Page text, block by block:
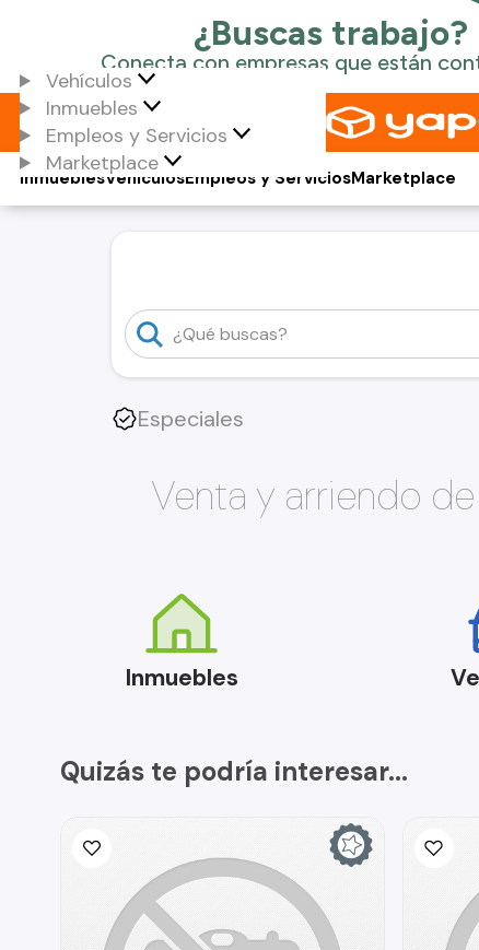
Vehículos
Inmuebles
Empleos y Servicios
Marketplace
Vehículos
Inmuebles Empleos y ServiciosMarketplace
Especiales
Venta y arriendo
Inmuebles
Quizás te podría interesar...